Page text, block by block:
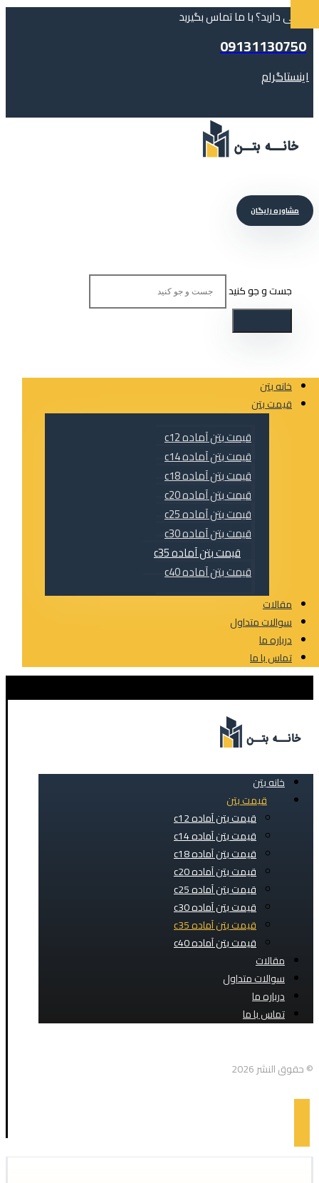
سوالی دارید؟ با ما تماس بگیرید
09131130750
اینستاگرام
مشاوره رایگان
جست و جو کنید
خانه بتن
قیمت بتن
قیمت بتن آماده c12
قیمت بتن آماده c14
قیمت بتن آماده c18
قیمت بتن آماده c20
قیمت بتن آماده c25
قیمت بتن آماده c30
قیمت بتن آماده c35
قیمت بتن آماده c40
مقالات
سوالات متداول
درباره ما
تماس با ما
خانه بتن
قیمت بتن
قیمت بتن آماده c12
قیمت بتن آماده c14
قیمت بتن آماده c18
قیمت بتن آماده c20
قیمت بتن آماده c25
قیمت بتن آماده c30
قیمت بتن آماده c35
قیمت بتن آماده c40
مقالات
سوالات متداول
درباره ما
تماس با ما
© حقوق النشر 2026